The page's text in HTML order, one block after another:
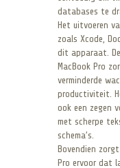
databases te
Het uitvoeren
zoals Xcode,
dit apparaat.
MacBook Pro
verminderde
productiviteit.
ook een zegen
met scherpe
schema’s.
Bovendien
Pro ervoor dat